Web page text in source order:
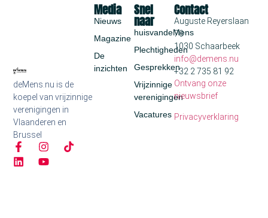
deMens.nu is de
koepel van vrijzinnige
verenigingen in
Vlaanderen en
Brussel
Snel
naar
huisvandeMens
Plechtigheden
Gesprekken
Vrijzinnige
verenigingen
Vacatures
Media
Nieuws
Magazine
De
inzichten
Contact
Auguste Reyerslaan
70
1030 Schaarbeek
info@demens.nu
+32 2 735 81 92
Ontvang onze
nieuwsbrief
Privacyverklaring